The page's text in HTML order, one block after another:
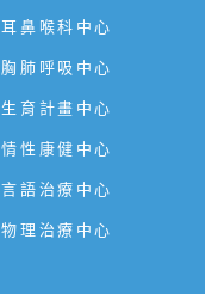
耳鼻喉科中心
胸肺呼吸中心
生育計畫中心
情性康健中心
言語治療中心
物理治療中心